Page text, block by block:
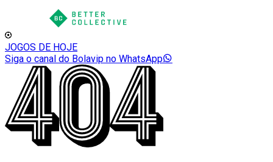
JOGOS DE HOJE
Siga o canal do Bolavip no WhatsApp